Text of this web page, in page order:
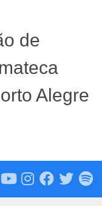
de
Alegre